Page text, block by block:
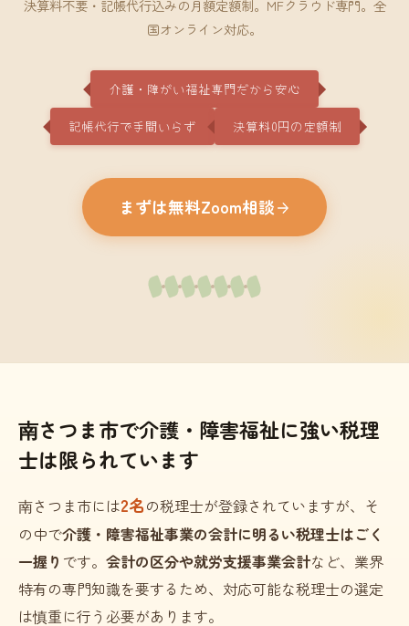
決算料不要・記帳代行込みの月額定額制。MFクラウド専門。全
国オンライン対応。
介護・障がい福祉専門だから安心
記帳代行で手間いらず 決算料0円の定額制
まずは無料Zoom相談
南さつま市で介護・障害福祉に強い税理
士は限られています
南さつま市には2名の税理士が登録されていますが、そ
の中で介護・障害福祉事業の会計に明るい税理士はごく
一握り です。 会計の区分や就労支援事業会計など、業界
特有の専門知識を要するため、対応可能な税理士の選定
は慎重に行う必要があります。